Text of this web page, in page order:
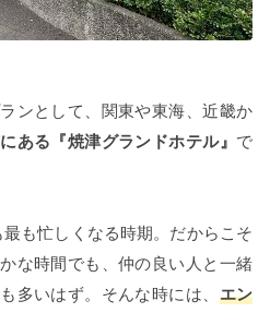
ンとして、関東や東海、近畿か
ある『焼津グランドホテル』 で
も忙しくなる時期。だからこそ
な時間でも、仲の良い人と一緒
多いはず。そんな時には、 エン